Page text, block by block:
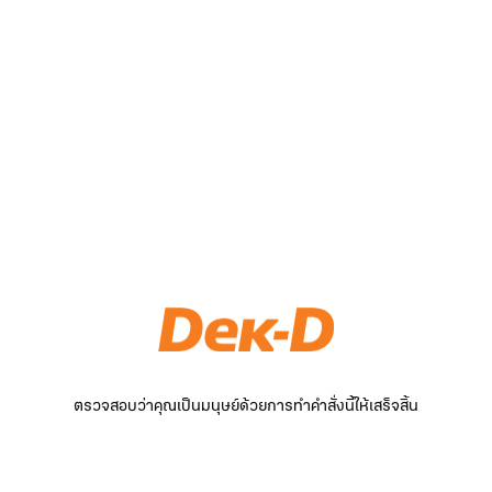
ตรวจสอบว่าคุณเป็นมนุษย์ด้วยการทำคำสั่งนี้ให้เสร็จสิ้น